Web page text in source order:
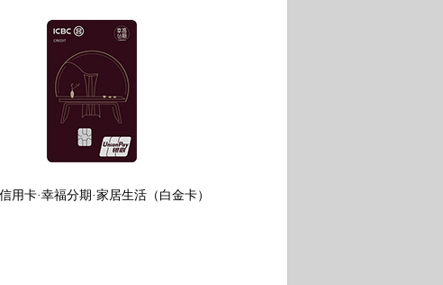
用卡·幸福分期·家居生活（白金卡）